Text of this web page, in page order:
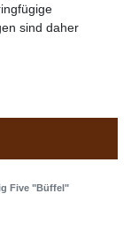
sind daher
Five "Büffel"